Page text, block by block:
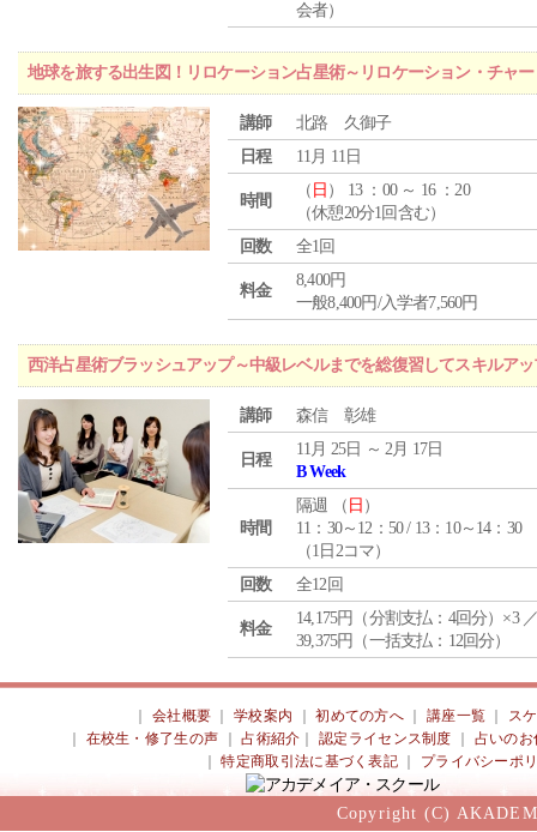
会者）
地球を旅する出生図！リロケーション占星術～リロケーション・チャ
講師
北路 久御子
日程
11月 11日
時間
（ 日 ） 13 ：00 ～ 16 ：20
（休憩20分1回含む）
回数
全1回
料金
8,400円
一般8,400円/入学者7,560円
西洋占星術ブラッシュアップ～中級レベルまでを総復習してスキルア
講師 森信 彰雄
日程
11月 25日 ～ 2月 17日
B Week
時間
隔週 （ 日 ）
11：30～12：50 / 13：10～14：30
（1日2コマ）
回数
全12回
料金
14,175円（分割支払：4回分）×3
39,375円（一括支払：12回分）
会社概要 ｜学校案内 ｜初めての方へ 講座一覧
ス
在校生・修了生の声 ｜占術紹介 ｜認定ライセンス制度
占いのお
｜特定商取引法に基づく表記 プライバシーポ
Copyright (C)